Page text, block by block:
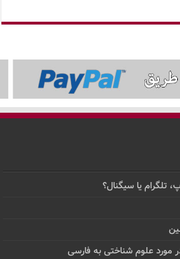
تلگرام یا سیگنال؟
مورد علوم شناختی به فارسی